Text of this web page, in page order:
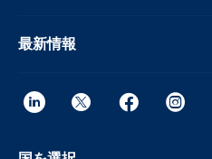
最新情報